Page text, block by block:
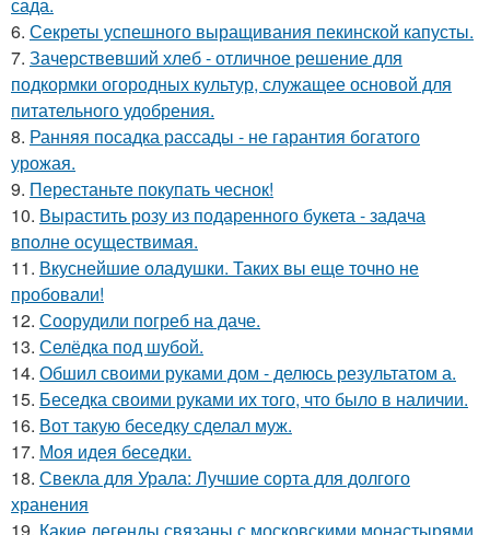
сада.
6. Секреты успешного выращивания пекинской капусты.
7. Зачерствевший хлеб - отличное решение для
подкормки огородных культур, служащее основой для
питательного удобрения.
8. Ранняя посадка рассады - не гарантия богатого
урожая.
9. Перестаньте покупать чеснок!
10. Вырастить розу из подаренного букета - задача
вполне осуществимая.
11. Вкуснейшие оладушки. Таких вы еще точно не
пробовали!
12. Соорудили погреб на даче.
13. Селёдка под шубой.
14. Обшил своими руками дом - делюсь результатом а.
15. Беседка своими руками их того, что было в наличии.
16. Вот такую беседку сделал муж.
17. Моя идея беседки.
18. Свекла для Урала: Лучшие сорта для долгого
хранения